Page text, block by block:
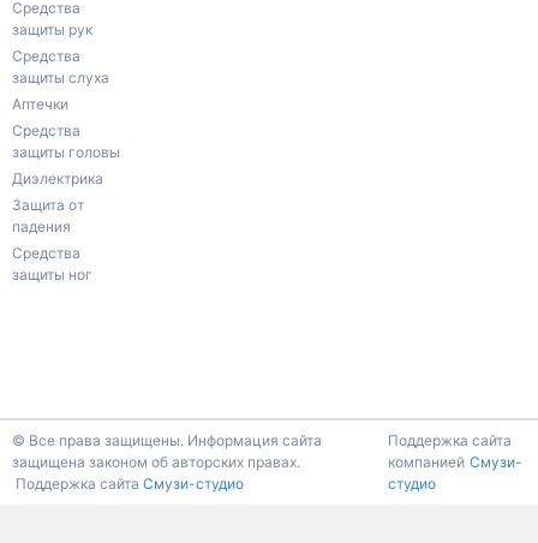
Средства
защиты рук
Средства
защиты слуха
Аптечки
Средства
защиты головы
Диэлектрика
Защита от
падения
Средства
защиты ног
© Все права защищены. Информация сайта
защищена законом об авторских правах.
Поддержка сайта Смузи-студио
Поддержка сайта
компанией Смузи-
студио